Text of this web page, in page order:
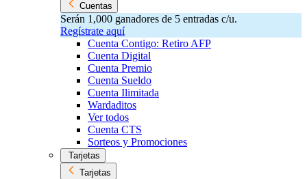
Cuentas
Serán 1,000 ganadores de 5 entradas c/u.
Regístrate aquí
Cuenta Contigo: Retiro AFP
Cuenta Digital
Cuenta Premio
Cuenta Sueldo
Cuenta Ilimitada
Wardaditos
Ver todos
Cuenta CTS
Sorteos y Promociones
Tarjetas
Tarjetas